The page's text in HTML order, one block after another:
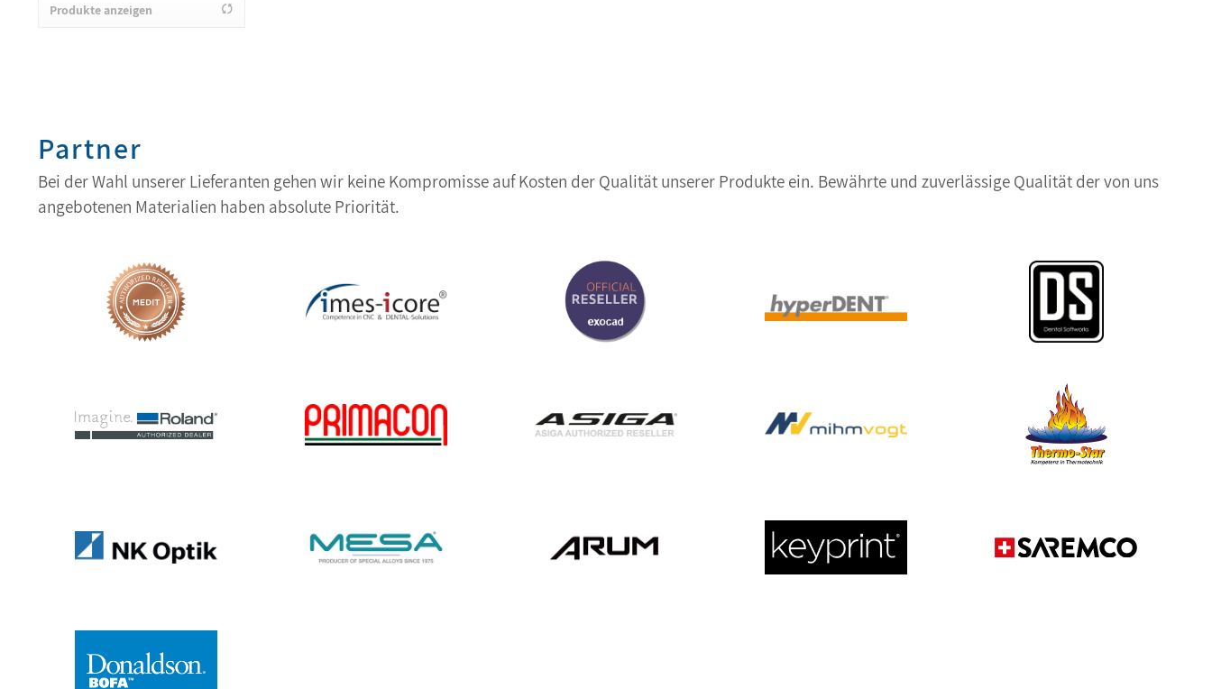
7590,00 €
Produkte anzeigen
Partner
Bei der Wahl unserer Lieferanten gehen wir keine Kompromisse auf Kosten der Qualität unserer Produkte ein. Bewährte und zuverlässige Qualität der von uns
angebotenen Materialien haben absolute Priorität.